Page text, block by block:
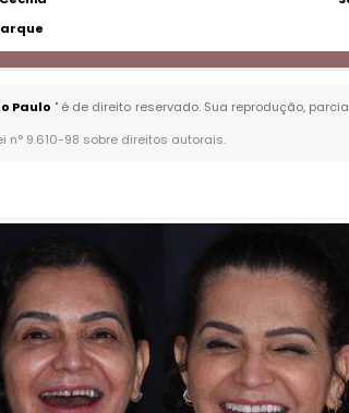
Paulo " é de direito reservado. Sua reprodução,
n° 9.610-98 sobre direitos autorais.